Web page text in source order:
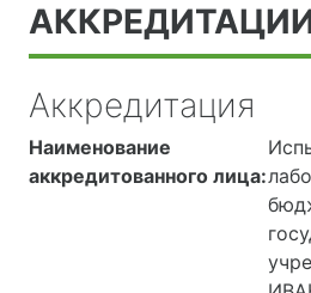
Аккредитация
Наименование
аккредитованного лица: